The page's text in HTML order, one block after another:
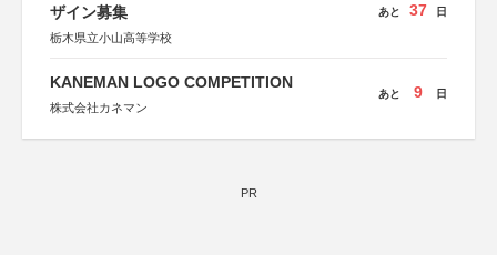
ザイン募集
栃木県立小山高等学校
あと 37 日
KANEMAN LOGO COMPETITION
株式会社カネマン
あと 9 日
PR